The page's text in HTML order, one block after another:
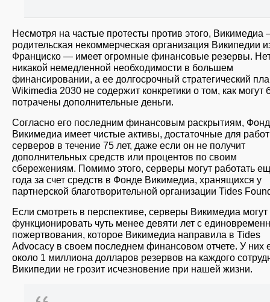
Несмотря на частые протесты против этого, Викимедиа
родительская некоммерческая организация Википедии
Франциско — имеет огромные финансовые резервы.
никакой немедленной необходимости в большем
финансировании, а ее долгосрочный стратегический
Wikimedia 2030 не содержит конкретики о том, как могут
потрачены дополнительные деньги.
Согласно его последним финансовым раскрытиям, Фонд
Викимедиа имеет чистые активы, достаточные для
серверов в течение 75 лет, даже если он не получит
дополнительных средств или процентов по своим
сбережениям. Помимо этого, серверы могут работать
года за счет средств в Фонде Викимедиа, хранящихся у
партнерской благотворительной организации Tides
Если смотреть в перспективе, серверы Викимедиа могут
функционировать чуть менее девяти лет с
пожертвования, которое Викимедиа направила в Tides
Advocacy в своем последнем финансовом отчете. У них
около 1 миллиона долларов резервов на каждого
Википедии не грозит исчезновение при нашей жизни.